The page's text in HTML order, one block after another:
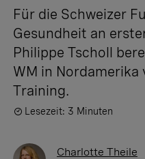
Für die Schweizer
Gesundheit an
Philippe Tscholl
WM in
Training.
Lesezeit: 3 Minuten
Charlotte Theile